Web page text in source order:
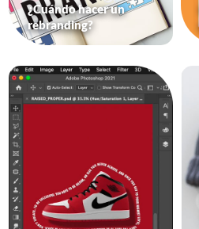
¿Cuándo hacer un
rebranding?